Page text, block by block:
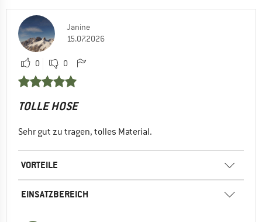
Janine
15.07.2026
0 0
TOLLE HOSE
Sehr gut zu tragen, tolles Material.
VORTEILE
EINSATZBEREICH